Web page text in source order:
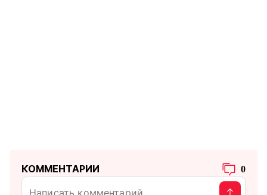
КОММЕНТАРИИ 0